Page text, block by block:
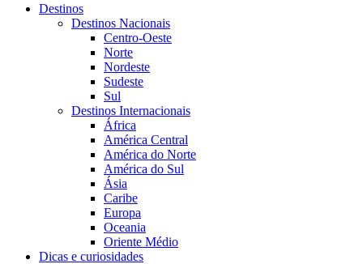
Destinos
Destinos Nacionais
Centro-Oeste
Norte
Nordeste
Sudeste
Sul
Destinos Internacionais
África
América Central
América do Norte
América do Sul
Ásia
Caribe
Europa
Oceania
Oriente Médio
Dicas e curiosidades